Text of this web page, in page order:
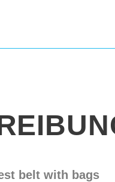
belt with bags